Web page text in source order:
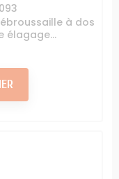
à dos
élagage...